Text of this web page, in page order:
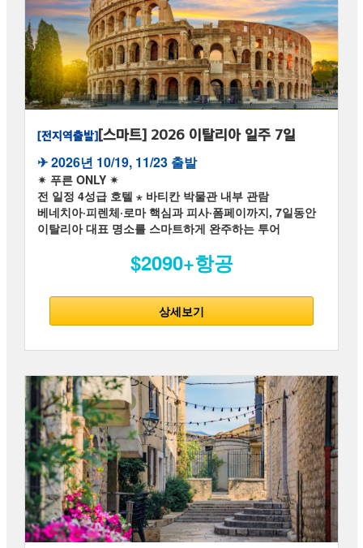
[전지역출발][스마트] 2026 이탈리아 일주 7일
✈︎ 2026년 10/19, 11/23 출발
✴ 푸른 ONLY ✴
전 일정 4성급 호텔 ⋆ 바티칸 박물관 내부 관람
베네치아·피렌체·로마 핵심과 피사·폼페이까지, 7일동안
이탈리아 대표 명소를 스마트하게 완주하는 투어
$2090+항공
상세보기